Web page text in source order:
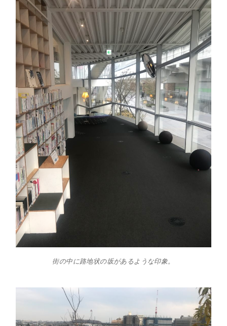
街の中に路地状の坂があるような印象。